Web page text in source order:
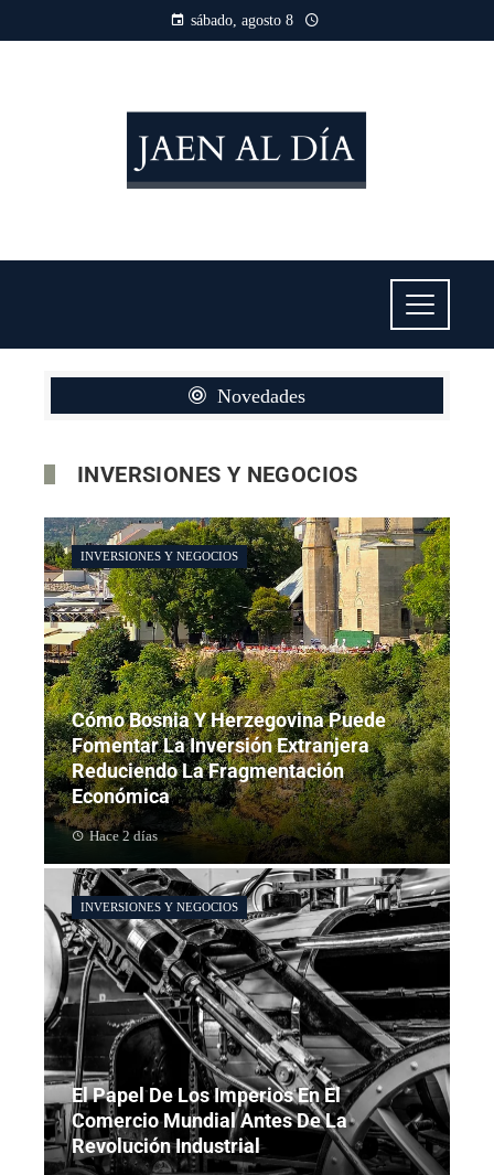
sábado, agosto 8
Novedades
INVERSIONES Y NEGOCIOS
INVERSIONES Y NEGOCIOS
Cómo Bosnia Y Herzegovina Puede
Fomentar La Inversión Extranjera
Reduciendo La Fragmentación
Económica
Hace 2 días
INVERSIONES Y NEGOCIOS
El Papel De Los Imperios En El
Comercio Mundial Antes De La
Revolución Industrial